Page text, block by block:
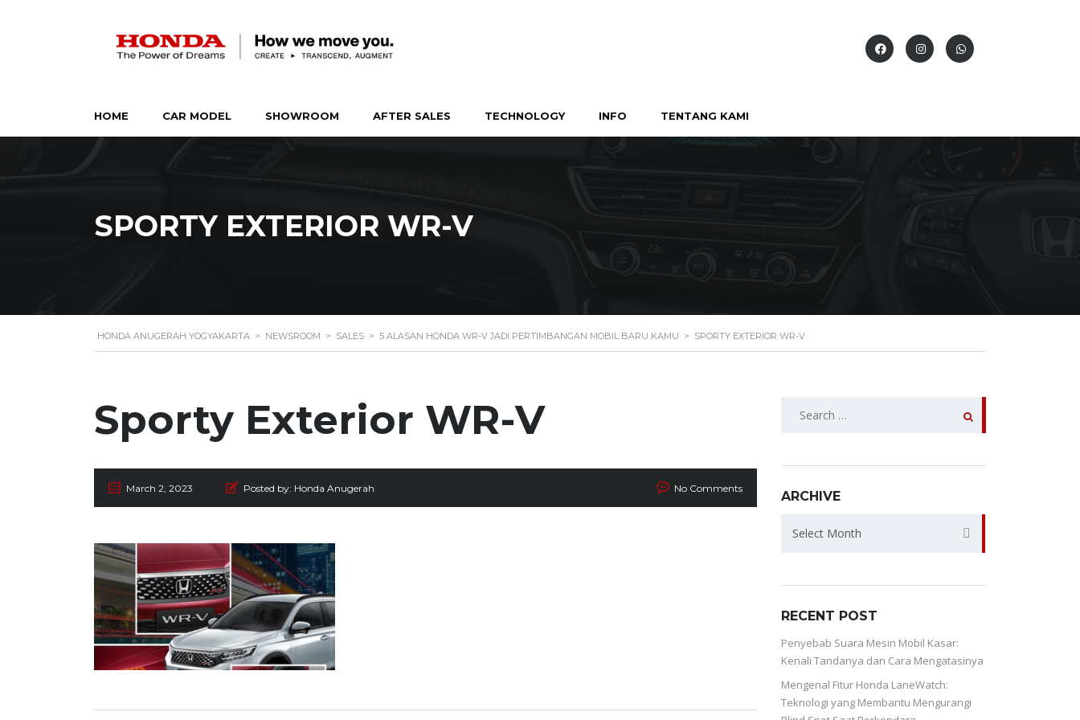
HOME CAR MODEL SHOWROOM AFTER SALES TECHNOLOGY INFO TENTANG KAMI
SPORTY EXTERIOR WR-V
HONDA ANUGERAH YOGYAKARTA > NEWSROOM > SALES > 5 ALASAN HONDA WR-V JADI PERTIMBANGAN MOBIL BARU KAMU > SPORTY EXTERIOR WR-V
Sporty Exterior WR-V
March 2, 2023 Posted by: Honda Anugerah No Comments
SEARCH
ARCHIVE
ARCHIVE
Select Month
RECENT POST
Penyebab Suara Mesin Mobil Kasar:
Kenali Tandanya dan Cara Mengatasinya
Mengenal Fitur Honda LaneWatch:
Teknologi yang Membantu Mengurangi